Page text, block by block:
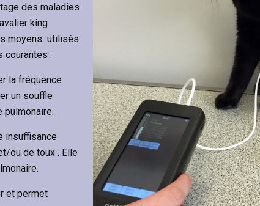
des maladies
king
moyens utilisés
courantes :
la fréquence
un souffle
pulmonaire.
insuffisance
ou de toux . Elle
et permet